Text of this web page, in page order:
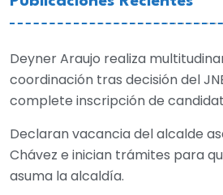
Deyner Araujo realiza
coordinación tras decisión del
complete inscripción de
Declaran vacancia del alcalde
Chávez e inician trámites para
asuma la alcaldía.